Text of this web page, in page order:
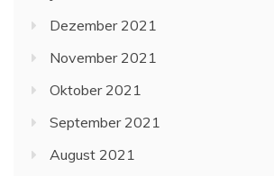
Dezember 2021
November 2021
Oktober 2021
September 2021
August 2021